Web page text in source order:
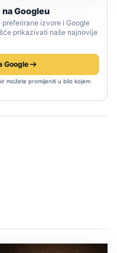
Googleu
izvore i Google
prikazivati naše najnovije
Google
možete promijeniti u bilo kojem